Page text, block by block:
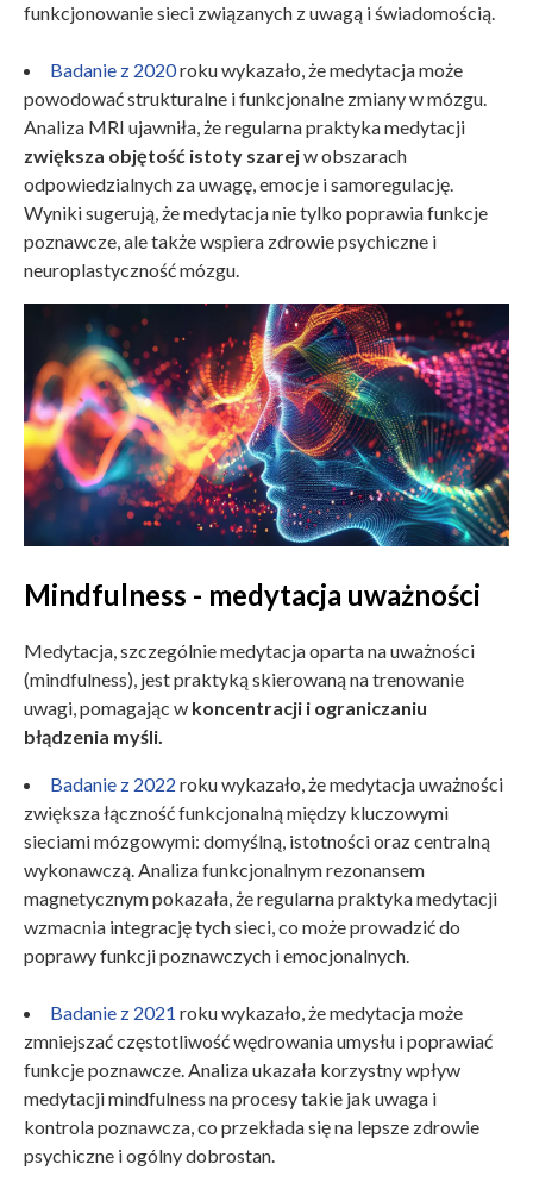
funkcjonowanie sieci związanych z uwagą i świadomością.
Badanie z 2020roku wykazało, że medytacja może
powodować strukturalne i funkcjonalne zmiany w mózgu.
Analiza MRI ujawniła, że regularna praktyka medytacji
zwiększa objętość istoty szarejw obszarach
odpowiedzialnych za uwagę, emocje i samoregulację.
Wyniki sugerują, że medytacja nie tylko poprawia funkcje
poznawcze, ale także wspiera zdrowie psychiczne i
neuroplastycznośćmózgu.
Mindfulness - medytacja uważności
Medytacja, szczególnie medytacja oparta na uważności
(mindfulness), jest praktyką skierowaną na trenowanie
uwagi, pomagając w koncentracji i ograniczaniu
błądzenia myśli.
Badanie z 2022 roku wykazało, że medytacja uważności
zwiększa łączność funkcjonalną między kluczowymi
sieciami mózgowymi: domyślną, istotności oraz centralną
wykonawczą. Analiza funkcjonalnym rezonansem
magnetycznym pokazała, że regularna praktyka medytacji
wzmacnia integrację tych sieci, co może prowadzić do
poprawy funkcji poznawczych i emocjonalnych.
Badanie z 2021 roku wykazało, że medytacja może
zmniejszać częstotliwość wędrowania umysłu i poprawiać
funkcje poznawcze. Analiza ukazała korzystny wpływ
medytacji mindfulness na procesy takie jak uwaga i
kontrola poznawcza, co przekłada się na lepsze zdrowie
psychiczne i ogólny dobrostan.